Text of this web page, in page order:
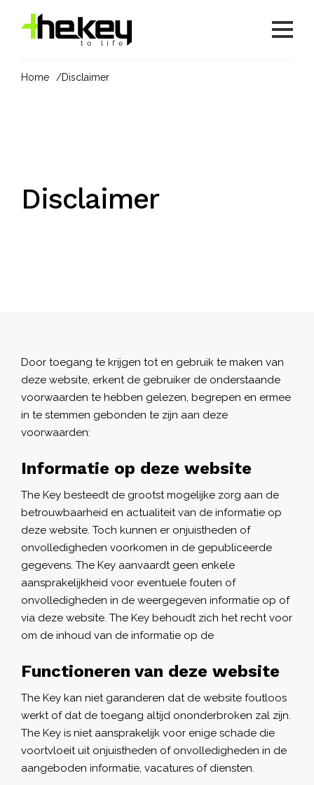
Home Disclaimer
Disclaimer
Door toegang te krijgen tot en gebruik te maken van
deze website, erkent de gebruiker de onderstaande
voorwaarden te hebben gelezen, begrepen en ermee
in te stemmen gebonden te zijn aan deze
voorwaarden:
Informatie op deze website
The Key besteedt de grootst mogelijke zorg aan de
betrouwbaarheid en actualiteit van de informatie op
deze website. Toch kunnen er onjuistheden of
onvolledigheden voorkomen in de gepubliceerde
gegevens. The Key aanvaardt geen enkele
aansprakelijkheid voor eventuele fouten of
onvolledigheden in de weergegeven informatie op of
via deze website. The Key behoudt zich het recht voor
om de inhoud van de informatie op de
Functioneren van deze website
The Key kan niet garanderen dat de website foutloos
werkt of dat de toegang altijd ononderbroken zal zijn.
The Key is niet aansprakelijk voor enige schade die
voortvloeit uit onjuistheden of onvolledigheden in de
aangeboden informatie, vacatures of diensten.